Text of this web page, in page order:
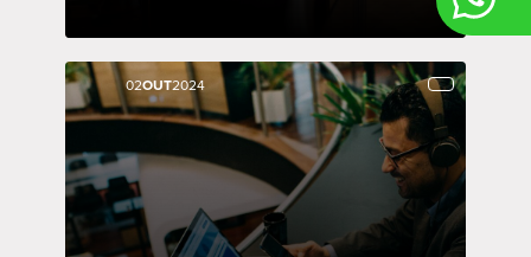
02OUT2024
02OUT2024